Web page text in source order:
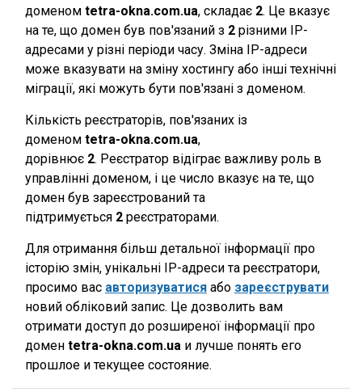
доменом tetra-okna.com.ua, складає 2. Це вказує
на те, що домен був пов'язаний з 2 різними IP-
адресами у різні періоди часу. Зміна IP-адреси
може вказувати на зміну хостингу або інші технічні
міграції, які можуть бути пов'язані з доменом.
Кількість реєстраторів, пов'язаних із
доменом tetra-okna.com.ua,
дорівнює 2. Реєстратор відіграє важливу роль в
управлінні доменом, і це число вказує на те, що
домен був зареєстрований та
підтримується 2 реєстраторами.
Для отримання більш детальної інформації про
історію змін, унікальні IP-адреси та реєстратори,
просимо вас авторизуватися або зареєструвати
новий обліковий запис. Це дозволить вам
отримати доступ до розширеної інформації про
домен tetra-okna.com.ua и лучше понять его
прошлое и текущее состояние.